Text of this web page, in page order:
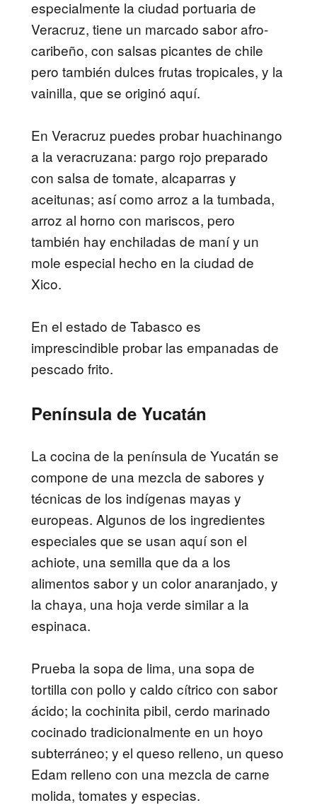
especialmente la ciudad portuaria de
Veracruz, tiene un marcado sabor afro-
caribeño, con salsas picantes de chile
pero también dulces frutas tropicales, y la
vainilla, que se originó aquí.
En Veracruz puedes probar huachinango
a la veracruzana: pargo rojo preparado
con salsa de tomate, alcaparras y
aceitunas; así como arroz a la tumbada,
arroz al horno con mariscos, pero
también hay enchiladas de maní y un
mole especial hecho en la ciudad de
Xico.
En el estado de Tabasco es
imprescindible probar las empanadas de
pescado frito.
Península de Yucatán
La cocina de la península de Yucatán se
compone de una mezcla de sabores y
técnicas de los indígenas mayas y
europeas. Algunos de los ingredientes
especiales que se usan aquí son el
achiote, una semilla que da a los
alimentos sabor y un color anaranjado, y
la chaya, una hoja verde similar a la
espinaca.
Prueba la sopa de lima, una sopa de
tortilla con pollo y caldo cítrico con sabor
ácido; la cochinita pibil, cerdo marinado
cocinado tradicionalmente en un hoyo
subterráneo; y el queso relleno, un queso
Edam relleno con una mezcla de carne
molida, tomates y especias.